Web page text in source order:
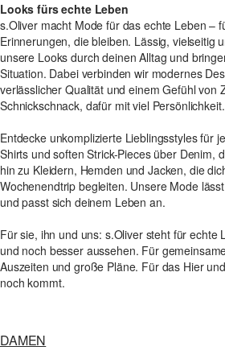
Looks fürs echte Leben
s.Oliver macht Mode für das echte Leben –
Erinnerungen, die bleiben. Lässig, vielseitig
unsere Looks durch deinen Alltag und
Situation. Dabei verbinden wir modernes
verlässlicher Qualität und einem Gefühl von
Schnickschnack, dafür mit viel Persönlichkeit.
Entdecke unkomplizierte Lieblingsstyles für
Shirts und soften Strick-Pieces über Denim,
hin zu Kleidern, Hemden und Jacken, die
Wochenendtrip begleiten. Unsere Mode
und passt sich deinem Leben an.
Für sie, ihn und uns: s.Oliver steht für echte
und noch besser aussehen. Für
Auszeiten und große Pläne. Für das Hier
noch kommt.
DAMEN